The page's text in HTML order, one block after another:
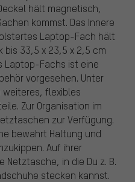
hält magnetisch,
kommst. Das Innere
Laptop-Fach hält
bis 33,5 x 23,5 x 2,5 cm
Laptop-Fachs ist eine
vorgesehen. Unter
weiteres, flexibles
Zur Organisation im
zur Verfügung.
bewahrt Haltung und
Auf ihrer
in die Du z. B.
stecken kannst.